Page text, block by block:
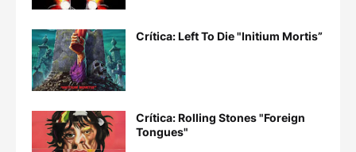
Crítica: Left To Die "Initium Mortis”
Crítica: Rolling Stones "Foreign
Tongues"